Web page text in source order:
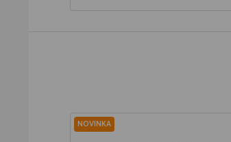
NOVINKA